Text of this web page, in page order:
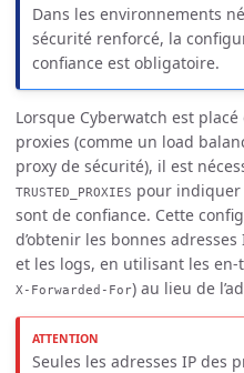
Dans les environnements
sécurité renforcé, la
confiance est obligatoire.
Lorsque Cyberwatch est
proxies (comme un load
proxy de sécurité), il est
TRUSTED_PROXIES pour indiquer
sont de confiance. Cette
d’obtenir les bonnes
et les logs, en utilisant les en-
X-Forwarded-For) au lieu de
Seules les adresses IP des